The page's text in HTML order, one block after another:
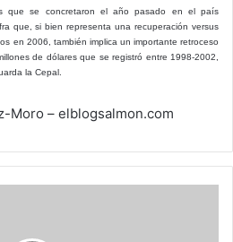
que se concretaron el año pasado en el país
que, si bien representa una recuperación versus
en 2006, también implica un importante retroceso
de dólares que se registró entre 1998-2002,
la Cepal.
Moro – elblogsalmon.com